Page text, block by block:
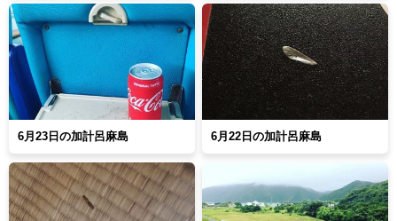
6月23日の加計呂麻島 6月22日の加計呂麻島